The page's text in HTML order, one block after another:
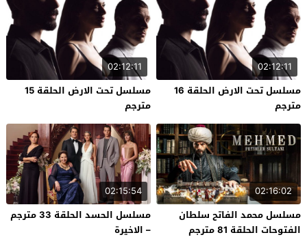
02:12:11
مسلسل تحت الارض الحلقة 16
مترجم
02:12:11
مسلسل تحت الارض الحلقة 15
مترجم
02:16:02
مسلسل محمد الفاتح سلطان
الفتوحات الحلقة 81 مترجم
02:15:54
مسلسل الحسد الحلقة 33 مترجم
– الاخيرة